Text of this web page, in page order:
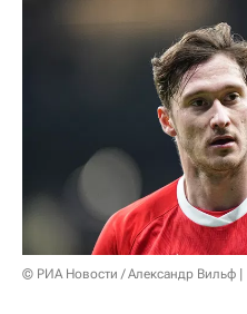
© РИА Новости / Александр Вильф